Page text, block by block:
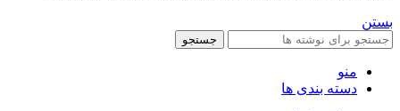
بستن
جستجو
منو
دسته بندی ها